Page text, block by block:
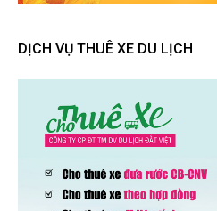
DỊCH VỤ THUÊ XE DU LỊCH